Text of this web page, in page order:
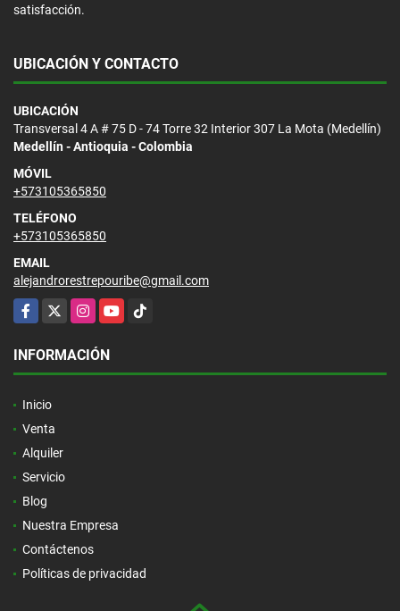
satisfacción.
UBICACIÓN Y CONTACTO
UBICACIÓN
Transversal 4 A # 75 D - 74 Torre 32 Interior 307 La Mota (Medellín)
Medellín - Antioquia - Colombia
MÓVIL
+573105365850
TELÉFONO
+573105365850
EMAIL
alejandrorestrepouribe@gmail.com
Facebook
X InstagramYouTubeTikTok
INFORMACIÓN
Inicio
Venta
Alquiler
Servicio
Blog
Nuestra Empresa
Contáctenos
Políticas de privacidad